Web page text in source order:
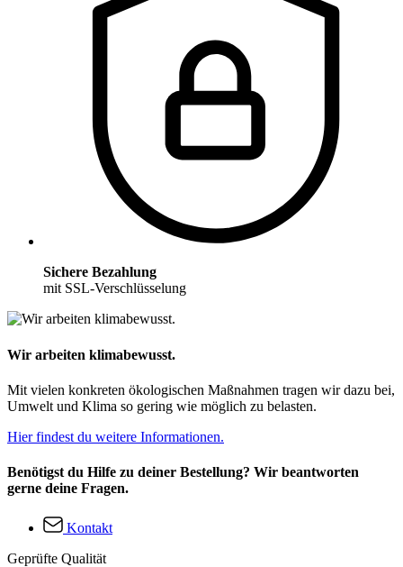
Sichere Bezahlung
mit SSL-Verschlüsselung
Wir arbeiten klimabewusst.
Mit vielen konkreten ökologischen Maßnahmen tragen wir dazu bei,
Umwelt und Klima so gering wie möglich zu belasten.
Hier findest du weitere Informationen.
Benötigst du Hilfe zu deiner Bestellung? Wir beantworten
gerne deine Fragen.
Kontakt
Geprüfte Qualität